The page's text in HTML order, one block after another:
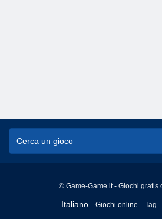
© Game-Game.it - Giochi gratis
Italiano
English
Giochi online Tag